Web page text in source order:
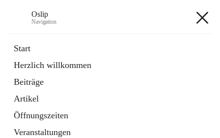
Oslip
Navigation
Start
Herzlich willkommen
Beiträge
Artikel
Öffnungszeiten
Veranstaltungen
Externe Webseite
in
Tab
Bundeskanzleramt Österreich
Externe Webseite
öffnet
in
neuem
Tab